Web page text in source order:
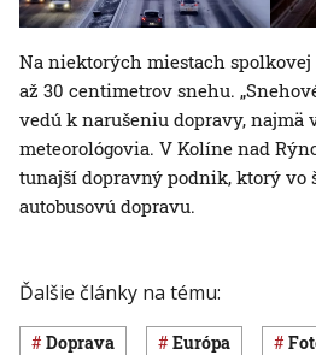
Na niektorých miestach
až 30 centimetrov snehu.
vedú k narušeniu dopravy, najmä
meteorológovia. V Kolíne nad
tunajší dopravný podnik, ktorý vo
autobusovú dopravu.
Ďalšie články na tému:
Doprava Európa